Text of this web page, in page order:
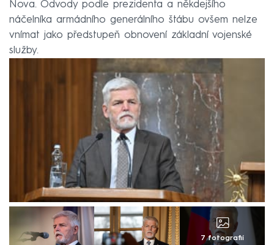
Nova. Odvody podle prezidenta a někdejšího
náčelníka armádního generálního štábu ovšem nelze
vnímat jako předstupeň obnovení základní vojenské
služby.
7 fotografií